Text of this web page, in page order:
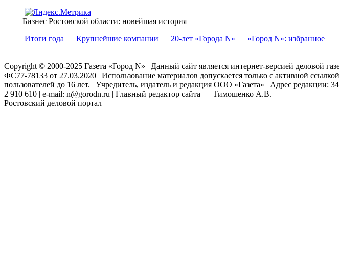
Бизнес Ростовской области: новейшая история
Итоги года
Крупнейшие компании 20-лет «Города N» «Город N»: избранное
Copyright © 2000-2025 Газета «Город N» | Данный сайт является интернет-версией деловой
ФС77-78133 от 27.03.2020 | Использование материалов допускается только с активной
пользователей до 16 лет. | Учредитель, издатель и редакция ООО «Газета» | Адрес
2 910 610 | e-mail: n@gorodn.ru | Главный редактор сайта — Тимошенко А.В.
Ростовский деловой портал